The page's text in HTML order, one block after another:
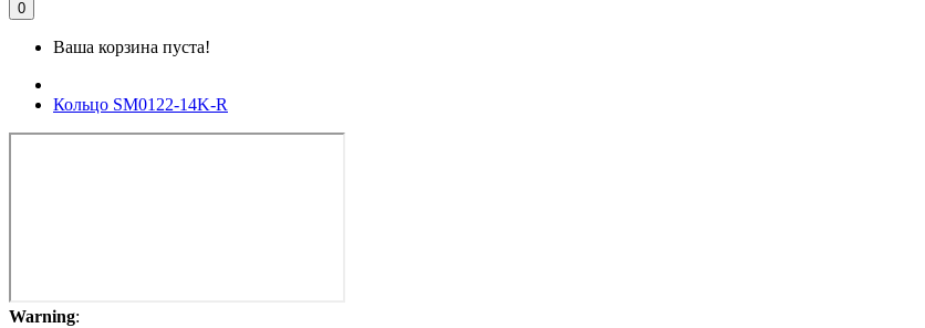
0
Ваша корзина пуста!
Кольцо SM0122-14K-R